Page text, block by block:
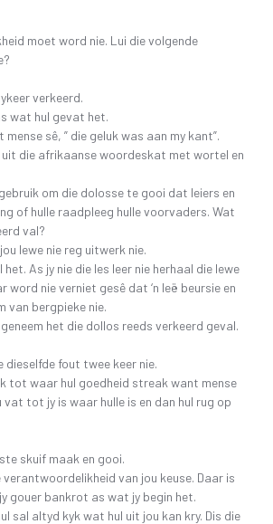
2018 – 3DE GALA AAND
2016 – 1STE GALA AAND
KITAARDRUKKE
VRYSTAATSTORIES DEUR
KINDERLIEDJIES
moet word nie. Lui die volgende
verkeerd.
wat hul gevat het.
sê, ” die geluk was aan my kant”.
die afrikaanse woordeskat met wortel en
om die dolosse te gooi dat leiers en
of hulle raadpleeg hulle voorvaders. Wat
val?
lewe nie reg uitwerk nie.
As jy nie die les leer nie herhaal die lewe
nie verniet gesê dat ‘n leë beursie en
van bergpieke nie.
het die dollos reeds verkeerd geval.
dieselfde fout twee keer nie.
tot waar hul goedheid streak want mense
tot jy is waar hulle is en dan hul rug op
skuif maak en gooi.
van jou keuse. Daar is
gouer bankrot as wat jy begin het.
sal altyd kyk wat hul uit jou kan kry. Dis die